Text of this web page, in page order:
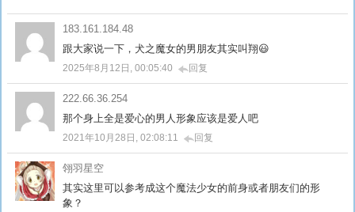
183.161.184.48
跟大家说一下，犬之魔女的男朋友其实叫翔😃
2025年8月12日, 00:05:40 回复
222.66.36.254
那个身上全是爱心的男人形象应该是爱人吧
2021年10月28日, 02:08:11 回复
翎羽星空
其实这里可以参考成这个魔法少女的前身或者朋友们的形
象？